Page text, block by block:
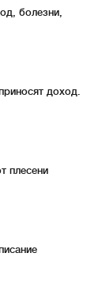
болезни,
доход.
плесени